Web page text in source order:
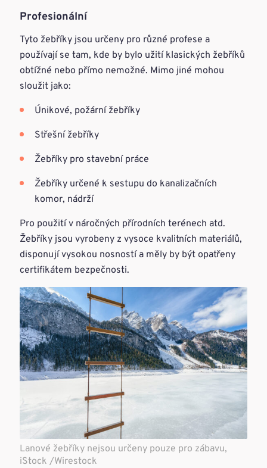
Profesionální
Tyto žebříky jsou určeny pro různé profese a
používají se tam, kde by bylo užití klasických žebříků
obtížné nebo přímo nemožné. Mimo jiné mohou
sloužit jako:
Únikové, požární žebříky
Střešní žebříky
Žebříky pro stavební práce
Žebříky určené k sestupu do kanalizačních
komor, nádrží
Pro použití v náročných přírodních terénech atd.
Žebříky jsou vyrobeny z vysoce kvalitních materiálů,
disponují vysokou nosností a měly by být opatřeny
certifikátem bezpečnosti.
Lanové žebříky nejsou určeny pouze pro zábavu,
iStock /Wirestock